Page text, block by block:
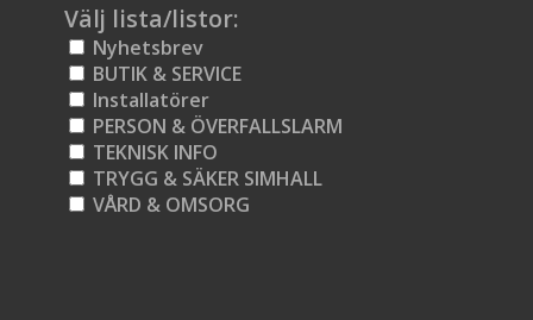
Välj lista/listor:
Nyhetsbrev
BUTIK & SERVICE
Installatörer
PERSON & ÖVERFALLSLARM
TEKNISK INFO
TRYGG & SÄKER SIMHALL
VÅRD & OMSORG